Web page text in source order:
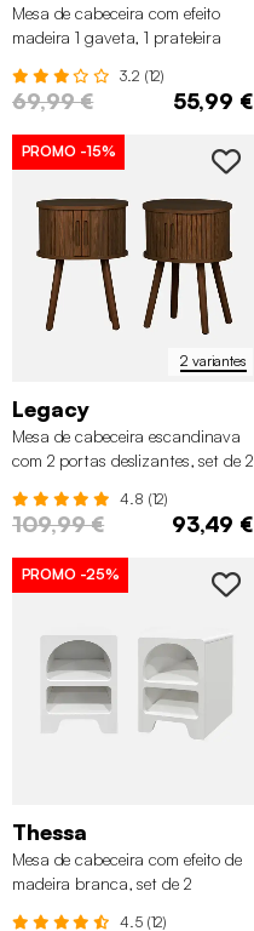
Mesa de cabeceira com efeito
madeira 1 gaveta, 1 prateleira
3.2 (12)
69,99 € 55,99 €
2 variantes
PROMO -15%
Legacy
Mesa de cabeceira escandinava
com 2 portas deslizantes, set de 2
4.8 (12)
109,99 € 93,49 €
PROMO -25%
Thessa
Mesa de cabeceira com efeito de
madeira branca, set de 2
4.5 (12)